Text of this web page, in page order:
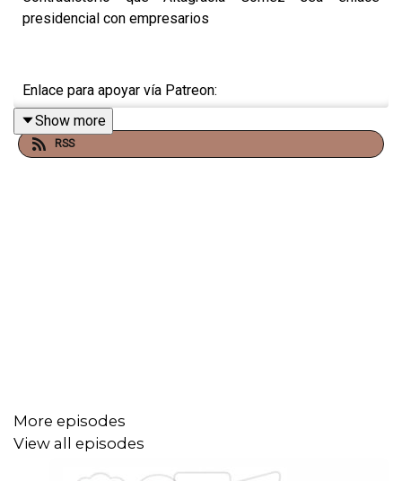
presidencial con empresarios
Enlace para apoyar vía Patreon:
https://www.patreon.com/julioastillero
Tienda:
https://julioastillerotienda.com/
Show more
RSS
More episodes
View all episodes